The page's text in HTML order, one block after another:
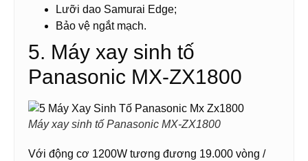
Lưỡi dao Samurai Edge;
Bảo vệ ngắt mạch.
5. Máy xay sinh tố
Panasonic MX-ZX1800
Máy xay sinh tố Panasonic MX-ZX1800
Với động cơ 1200W tương đương 19.000 vòng /